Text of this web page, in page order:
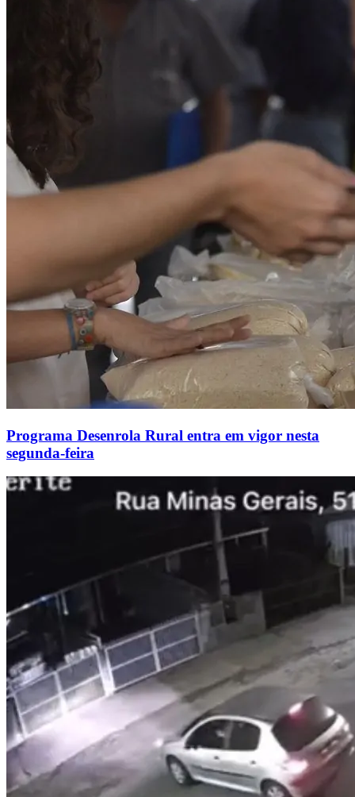
Programa Desenrola Rural entra em vigor nesta
segunda-feira